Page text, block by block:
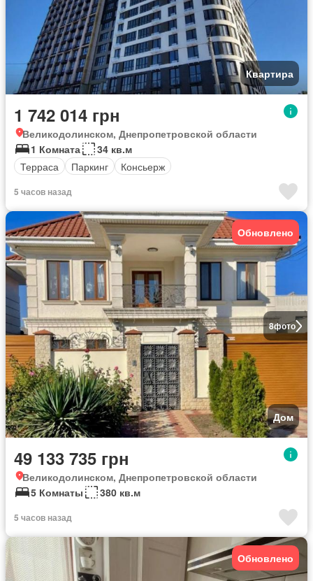
Квартира
1 742 014 грн
Великодолинском, Днепропетровской области
1 Комната
34 кв.м
Терраса
Паркинг Консьерж
5 часов назад
8фото
Обновлено
Дом
49 133 735 грн
Великодолинском, Днепропетровской области
5 Комнаты
380 кв.м
5 часов назад
Обновлено